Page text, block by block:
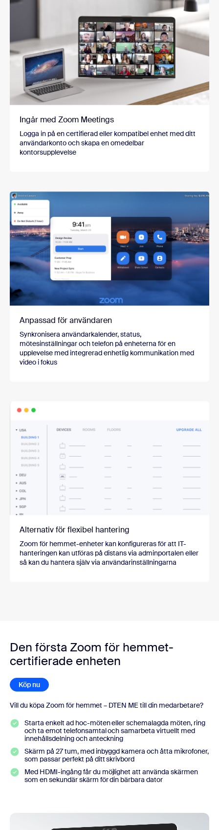
Ingår med Zoom Meetings
Logga in på en certifierad eller kompatibel enhet med ditt
användarkonto och skapa en omedelbar
kontorsupplevelse
Anpassad för användaren
Synkronisera användarkalender, status,
mötesinställningar och telefon på enheterna för en
upplevelse med integrerad enhetlig kommunikation med
video i fokus
Alternativ för flexibel hantering
Zoom för hemmet-enheter kan konfigureras för att IT-
hanteringen kan utföras på distans via adminportalen eller
så kan du hantera själv via användarinställningarna
Den första Zoom för hemmet-
certifierade enheten
Köp nu
Vill du köpa Zoom för hemmet – DTEN ME till din medarbetare?
Starta enkelt ad hoc-möten eller schemalagda möten, ring
och ta emot telefonsamtal och samarbeta virtuellt med
innehållsdelning och anteckning
Skärm på 27 tum, med inbyggd kamera och åtta mikrofoner,
som passar perfekt på ditt skrivbord
Med HDMI-ingång får du möjlighet att använda skärmen
som en sekundär skärm för din bärbara dator